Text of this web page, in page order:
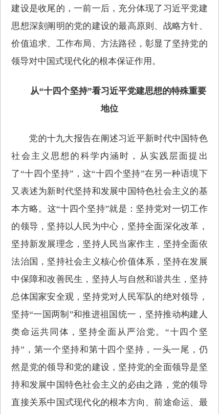
建设是收尾的，一前一后，充分体现了习近平党建
思想深刻阐明的党的建设的最高原则、战略方针、
价值追求、工作布局、方法路径，彰显了坚持党的
领导对中国式现代化的根本保证作用。
从“十四个坚持”看习近平党建思想的特殊重要
地位
党的十九大报告在阐述习近平新时代中国特色
社会主义思想的科学内涵时，从实践层面提出
了“十四个坚持”，这“十四个坚持”在另一种语境下
又表述为新时代坚持和发展中国特色社会主义的基
本方略。这“十四个坚持”就是：坚持党对一切工作
的领导，坚持以人民为中心，坚持全面深化改革，
坚持新发展理念，坚持人民当家作主，坚持全面依
法治国，坚持社会主义核心价值体系，坚持在发展
中保障和改善民生，坚持人与自然和谐共生，坚持
总体国家安全观，坚持党对人民军队的绝对领导，
坚持“一国两制”和推进祖国统一，坚持推动构建人
类命运共同体，坚持全面从严治党。“十四个坚
持”，第一个坚持和第十四个坚持，一头一尾，仍
然是党的领导和党的建设，坚持党的全面领导是坚
持和发展中国特色社会主义的必由之路，党的领导
直接关系中国式现代化的根本方向、前途命运、最